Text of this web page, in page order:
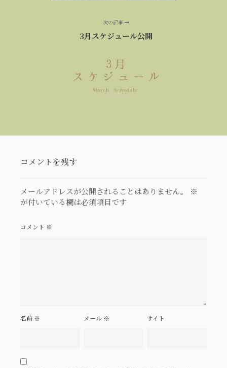
次の記事
3月スケジュール公開
コメントを残す
メールアドレスが公開されることはありません。
※
が付いている欄は必須項目です
コメント ※
名前 ※ メール ※ サイト